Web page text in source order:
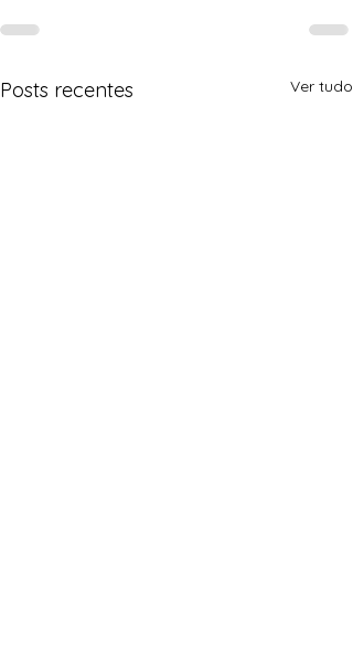
Posts recentes Ver tudo